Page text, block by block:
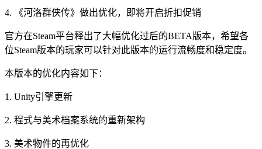
4. 《河洛群侠传》做出优化，即将开启折扣促销
官方在Steam平台释出了大幅优化过后的BETA版本，希望各
位Steam版本的玩家可以针对此版本的运行流畅度和稳定度。
本版本的优化内容如下：
1. Unity引擎更新
2. 程式与美术档案系统的重新架构
3. 美术物件的再优化